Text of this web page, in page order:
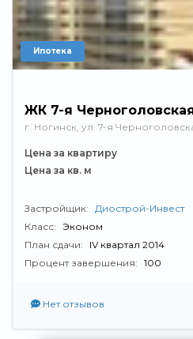
Ипотека
ЖК 7-я
г. Ногинск, ул. 7-я
Цена за квартиру
Цена за кв. м
Застройщик: Диострой-Инвест
Класс: Эконом
План сдачи:
IV квартал 2014
Процент завершения: 100
Нет отзывов